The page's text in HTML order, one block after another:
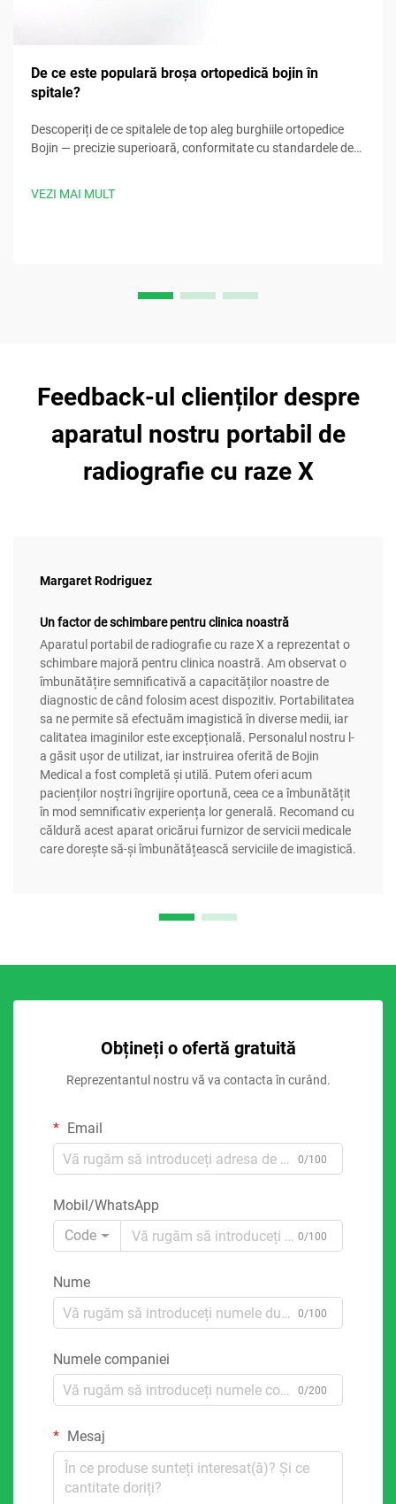
De ce este populară broșa ortopedică bojin în
spitale?
Descoperiți de ce spitalele de top aleg burghiile ortopedice
Bojin — precizie superioară, conformitate cu standardele de
VEZI MAI MULT
Feedback-ul clienților despre
aparatul nostru portabil de
radiografie cu raze X
Margaret Rodriguez
Un factor de schimbare pentru clinica noastră
Aparatul portabil de radiografie cu raze X a reprezentat o
schimbare majoră pentru clinica noastră. Am observat o
îmbunătățire semnificativă a capacităților noastre de
diagnostic de când folosim acest dispozitiv. Portabilitatea
sa ne permite să efectuăm imagistică în diverse medii, iar
calitatea imaginilor este excepțională. Personalul nostru l-
a găsit ușor de utilizat, iar instruirea oferită de Bojin
Medical a fost completă și utilă. Putem oferi acum
pacienților noștri îngrijire oportună, ceea ce a îmbunătățit
în mod semnificativ experiența lor generală. Recomand cu
căldură acest aparat oricărui furnizor de servicii medicale
care dorește să-și îmbunătățească serviciile de imagistică.
Obțineți o ofertă gratuită
Reprezentantul nostru vă va contacta în curând.
Email
0/100
Mobil/WhatsApp
Code
0/100
Nume
0/100
Numele companiei
0/200
Mesaj